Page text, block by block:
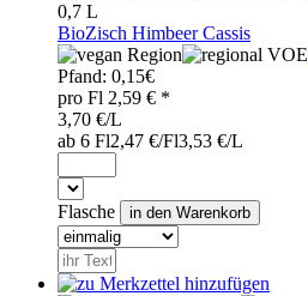
0,7 L
BioZisch Himbeer Cassis
Region
VOE
Pfand: 0,15€
pro Fl 2,59 € *
3,70 €/L
ab 6 Fl2,47 €/Fl3,53 €/L
Flasche